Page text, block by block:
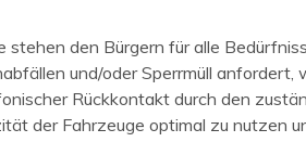
den Bürgern für alle
und/oder Sperrmüll
Rückkontakt durch den
der Fahrzeuge optimal zu nutzen